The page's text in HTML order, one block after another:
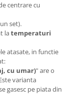
centrare cu
set).
latemperaturi
atasate, in functie
cu umar)" are o
varianta
gasesc pe piata din